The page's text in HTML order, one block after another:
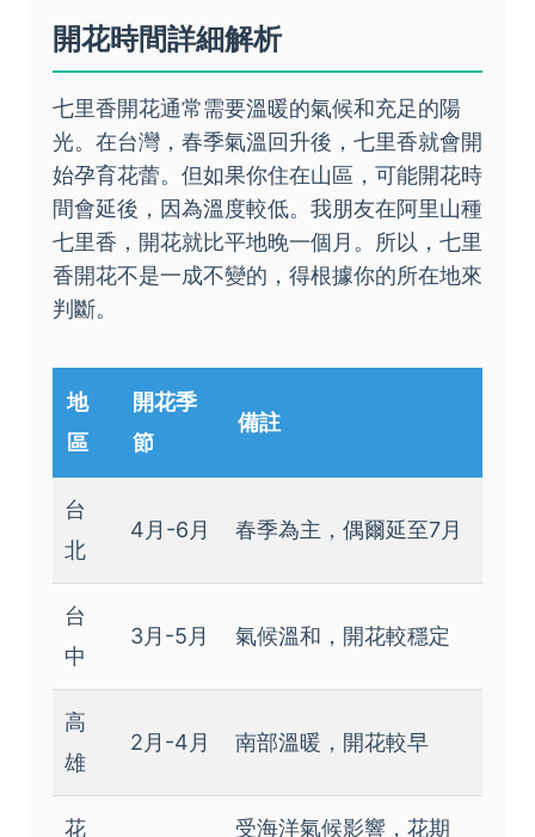
開花時間詳細解析
七里香開花通常需要溫暖的氣候和充足的陽
光。在台灣，春季氣溫回升後，七里香就會開
始孕育花蕾。但如果你住在山區，可能開花時
間會延後，因為溫度較低。我朋友在阿里山種
七里香，開花就比平地晚一個月。所以，七里
香開花不是一成不變的，得根據你的所在地來
判斷。
地
區
開花季
節
備註
台
北
4月-6月 春季為主，偶爾延至7月
台
中
3月-5月 氣候溫和，開花較穩定
高
雄
2月-4月 南部溫暖，開花較早
花
受海洋氣候影響，花期